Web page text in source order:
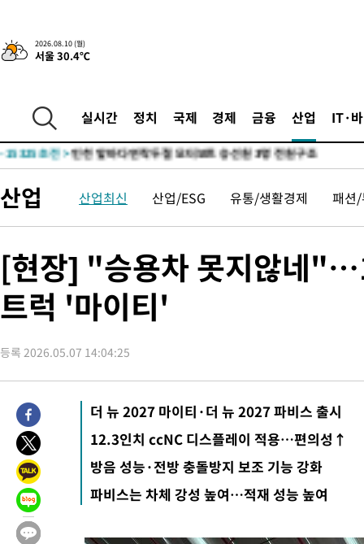
2026.08.10 (월)
서울 30.4℃
실시간 정치 국제 경제 금융 산업 IT·
-21369초 전 >[속보]코스피, 47.56포인트(0.76%) 오른 6306.33 개장
-19805초 전 >[속보]지하철 1호선 상행선 용산역 무정차 통과…"집회·시위"
-16778초 전 >
파키스탄 보안군, 대 테러작전으로 남서부의 무장세력 소탕전
-15325초 전 >
-14994초 전 >이집트, 가자 협상 당사자들에게 약속이행과 방해금지 촉구
-25891초 전 >
[속보]'전장연 시위' 1호선 용산역 상행선 무정차 통과 종료
-24369초 전 >[속보]코스닥 지수 5%대 급등에 '매수 사이드카' 발동
-21393초 전 >
[속보]코스닥, 8.85포인트(1.11%) 오른 807.66 개장
-21389초 전 >[속보]코스피, 47.56포인트(0.76%) 오른 6306.33 개장
-19825초 전 >
[속보]지하철 1호선 상행선 용산역 무정차 통과…"집회·시위"
-16798초 전 >파키스탄 보안군, 대 테러작전으로 남서부의 무장세력 소탕전
명 살해
-15345초 전 >인천 앞바다 연락두절 모터보트 승선원 3명 전원 구조
-15014초 전 >
이집트, 가자 협상 당사자들에게 약속이행과 방해금지 촉구
-10670초 전 >
트럼프, 이란 추가 요구에 "저강도 대응…이건 체스게임"
산업 산업최신 산업/ESG 유통/생활경제 패션
[현장] "승용차 못지않네
트럭 '마이티'
등록 2026.05.07 14:04:25
더 뉴 2027 마이티·더 뉴 2027 파비스 출시
12.3인치 ccNC 디스플레이 적용…편의성↑
방음 성능·전방 충돌방지 보조 기능 강화
파비스는 차체 강성 높여…적재 성능 높여